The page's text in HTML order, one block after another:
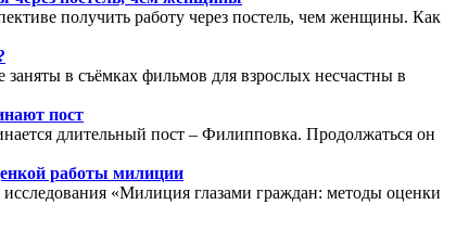
получить работу через постель, чем женщины. Как
в съёмках фильмов для взрослых несчастны в
пост
длительный пост – Филипповка. Продолжаться он
работы милиции
«Милиция глазами граждан: методы оценки